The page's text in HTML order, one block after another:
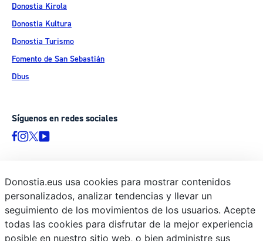
Donostia Kirola
Donostia Kultura
Donostia Turismo
Fomento de San Sebastián
Dbus
Síguenos en redes sociales
© Donostiako Udala - Ayuntamiento de Donostia / San Sebastián
Ijentea 1, 20003 Donostia / San Sebastián
Aviso legal
Política de privacidad
Donostia.eus usa cookies para mostrar contenidos
personalizados, analizar tendencias y llevar un
seguimiento de los movimientos de los usuarios. Acepte
todas las cookies para disfrutar de la mejor experiencia
posible en nuestro sitio web, o bien administre sus